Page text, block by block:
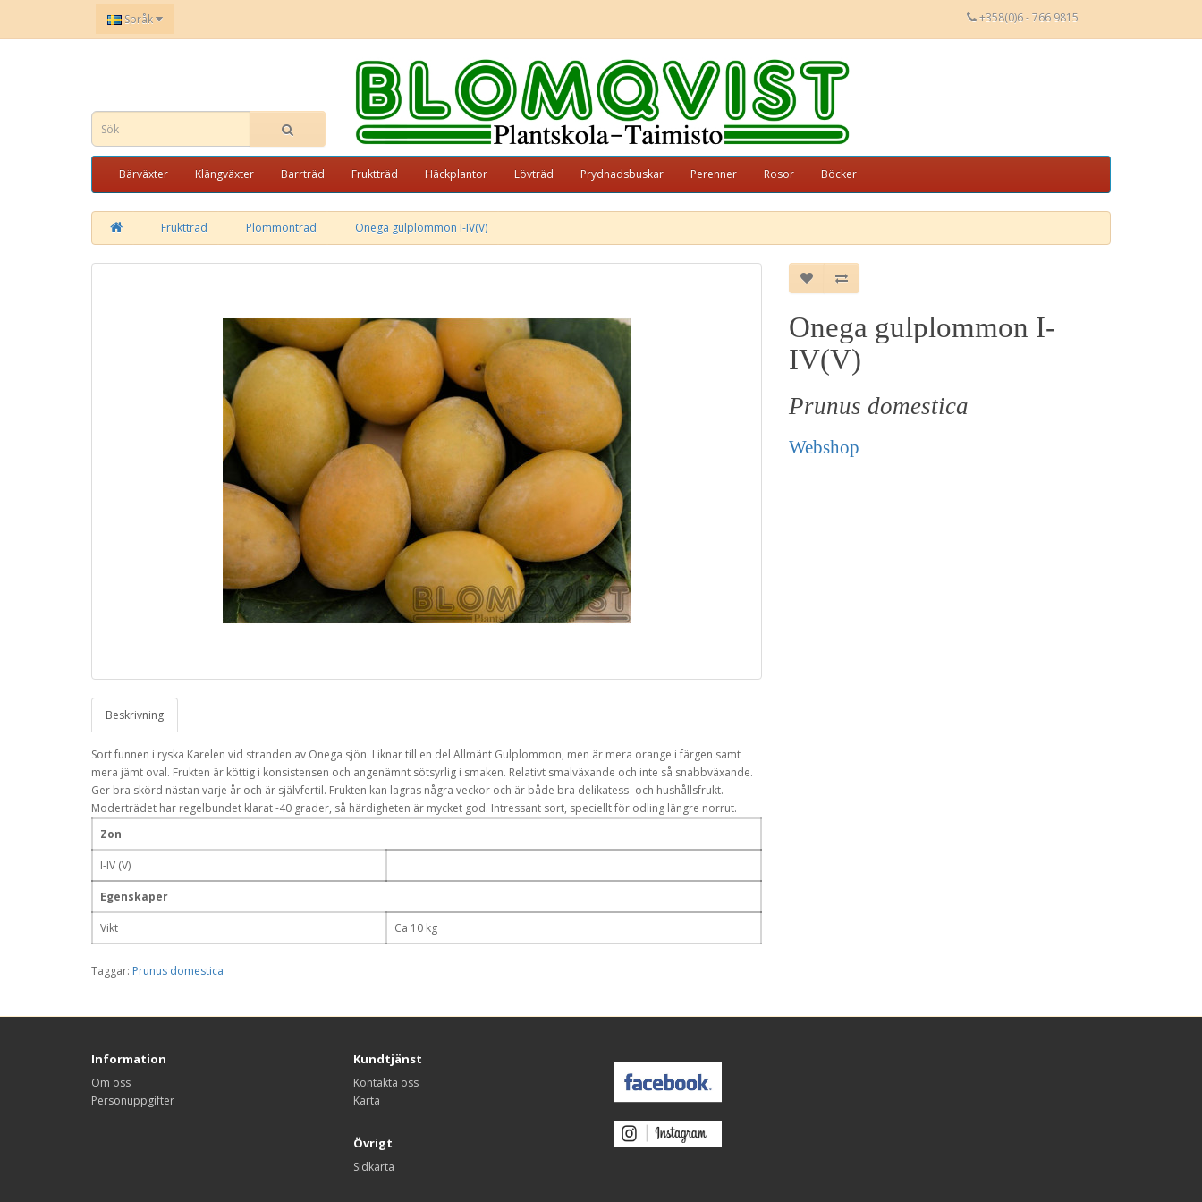
Språk +358(0)6 - 766 9815
Bärväxter Klängväxter Barrträd Fruktträd Häckplantor Lövträd Prydnadsbuskar Perenner Rosor Böcker
Fruktträd Plommonträd Onega gulplommon I-IV(V)
Beskrivning
Sort funnen i ryska Karelen vid stranden av Onega sjön. Liknar till en del Allmänt Gulplommon, men är mera orange i färgen samt
mera jämt oval. Frukten är köttig i konsistensen och angenämnt sötsyrlig i smaken. Relativt smalväxande och inte så snabbväxande.
Ger bra skörd nästan varje år och är självfertil. Frukten kan lagras några veckor och är både bra delikatess- och hushållsfrukt.
Moderträdet har regelbundet klarat -40 grader, så härdigheten är mycket god. Intressant sort, speciellt för odling längre norrut.
Zon
I-IV (V)
Egenskaper
Vikt Ca 10 kg
Onega gulplommon I-
IV(V)
Prunus domestica
Webshop
Taggar: Prunus domestica
Information
Om oss
Personuppgifter
Kundtjänst
Kontakta oss
Karta
Övrigt
Sidkarta